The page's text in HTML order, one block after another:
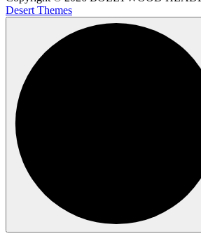
Desert Themes